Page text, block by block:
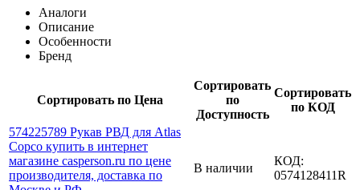
Аналоги
Описание
Особенности
Бренд
Сортировать по Цена
Сортировать
по
Доступность
Сортировать
по КОД
В наличии
КОД:
0574128411R